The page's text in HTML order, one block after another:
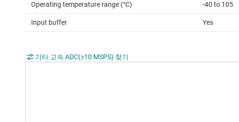
Operating temperature range (°C) -40 to 105
Input buffer Yes
기타 고속 ADC(≥10 MSPS) 찾기